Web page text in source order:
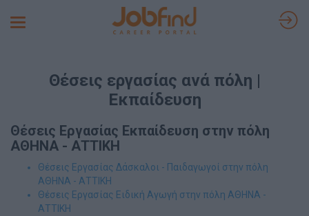
Toggle
Θέσεις εργασίας ανά πόλη |
Εκπαίδευση
Θέσεις Εργασίας Εκπαίδευση στην πόλη
ΑΘΗΝΑ - ΑΤΤΙΚΗ
Θέσεις Εργασίας Δάσκαλοι - Παιδαγωγοί στην πόλη
ΑΘΗΝΑ - ΑΤΤΙΚΗ
Θέσεις Εργασίας Ειδική Αγωγή στην πόλη ΑΘΗΝΑ -
ΑΤΤΙΚΗ